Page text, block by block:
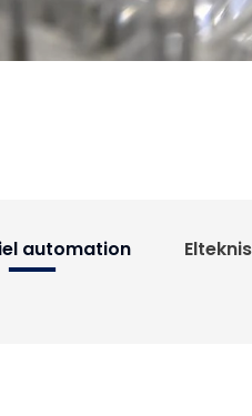
automation